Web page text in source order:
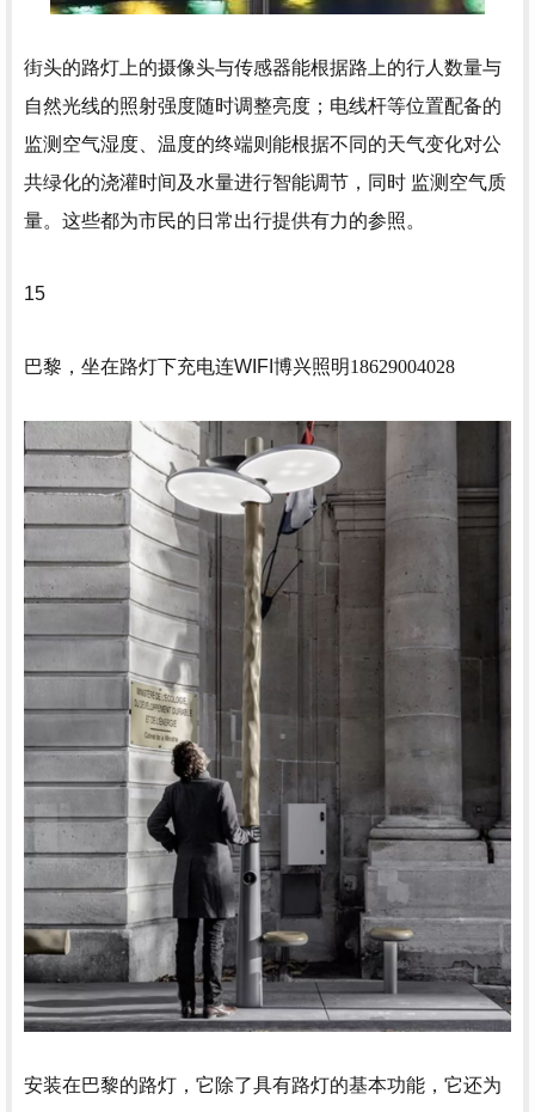
街头的路灯上的摄像头与传感器能根据路上的行人数量与
自然光线的照射强度随时调整亮度；电线杆等位置配备的
监测空气湿度、温度的终端则能根据不同的天气变化对公
共绿化的浇灌时间及水量进行智能调节，同时 监测空气质
量。这些都为市民的日常出行提供有力的参照。
15
巴黎，坐在路灯下充电连WIFI 博兴照明18629004028
安装在巴黎的路灯，它除了具有路灯的基本功能，它还为